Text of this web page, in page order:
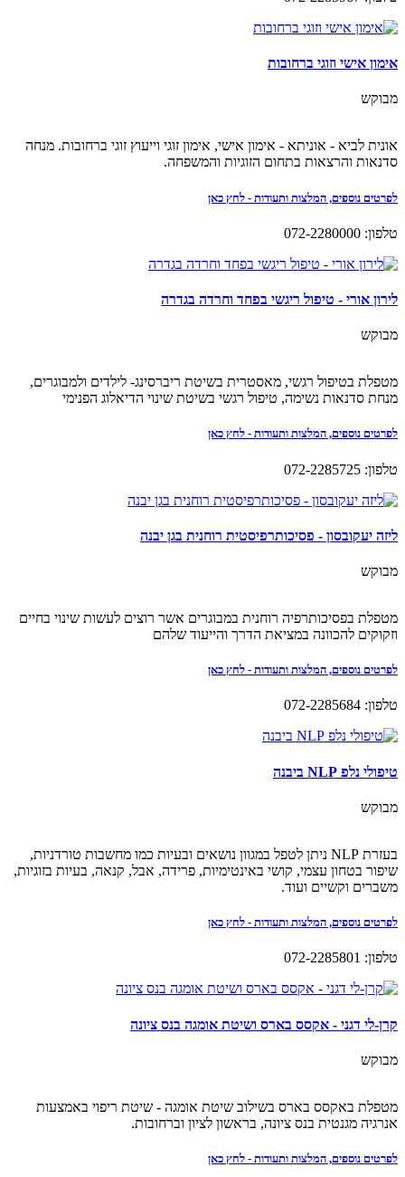
אימון אישי וזוגי ברחובות
מבוקש
אונית לביא - אוניתא - אימון אישי, אימון זוגי וייעוץ זוגי ברחובות. מנחה
סדנאות והרצאות בתחום הזוגיות והמשפחה.
לפרטים נוספים, המלצות ותעודות - לחץ כאן
טלפון: 072-2280000
לירון אורי - טיפול ריגשי בפחד וחרדה בגדרה
מבוקש
מטפלת בטיפול רגשי, מאסטרית בשיטת ריברסינג- לילדים ולמבוגרים,
מנחת סדנאות נשימה, טיפול רגשי בשיטת שינוי הדיאלוג הפנימי
לפרטים נוספים, המלצות ותעודות - לחץ כאן
טלפון: 072-2285725
ליזה יעקובסון - פסיכותרפיסטית רוחנית בגן יבנה
מבוקש
מטפלת בפסיכותרפיה רוחנית במבוגרים אשר רוצים לעשות שינוי בחיים
וזקוקים להכוונה במציאת הדרך והייעוד שלהם
לפרטים נוספים, המלצות ותעודות - לחץ כאן
טלפון: 072-2285684
טיפולי נלפ NLP ביבנה
מבוקש
בעזרת NLP ניתן לטפל במגוון נושאים ובעיות כמו מחשבות טורדניות,
שיפור בטחון עצמי, קושי באינטימיות, פרידה, אבל, קנאה, בעיות בזוגיות,
משברים וקשיים ועוד.
לפרטים נוספים, המלצות ותעודות - לחץ כאן
טלפון: 072-2285801
קרן-לי דגני - אקסס בארס ושיטת אומגה בנס ציונה
מבוקש
מטפלת באקסס בארס בשילוב שיטת אומגה - שיטת ריפוי באמצעות
אנרגיה מגנטית בנס ציונה, בראשון לציון וברחובות.
לפרטים נוספים, המלצות ותעודות - לחץ כאן